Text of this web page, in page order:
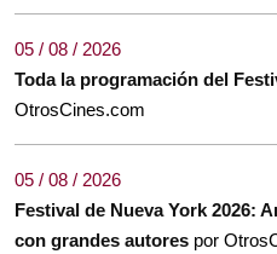
05 / 08 / 2026
Toda la programación del
OtrosCines.com
05 / 08 / 2026
Festival de Nueva York 2026:
con grandes autores por